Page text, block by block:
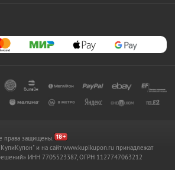
права защищены.
и на сайт www.kupikupon.ru принадлежат
ИНН 7705523387, ОГРН 1127747063212